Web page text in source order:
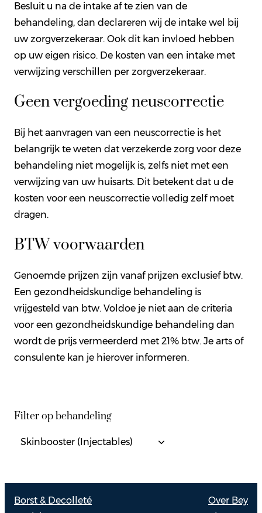
Besluit u na de intake af te zien van de
behandeling, dan declareren wij de intake wel bij
uw zorgverzekeraar. Ook dit kan invloed hebben
op uw eigen risico. De kosten van een intake met
verwijzing verschillen per zorgverzekeraar.
Geen vergoeding neuscorrectie
Bij het aanvragen van een neuscorrectie is het
belangrijk te weten dat verzekerde zorg voor deze
behandeling niet mogelijk is, zelfs niet met een
verwijzing van uw huisarts. Dit betekent dat u de
kosten voor een neuscorrectie volledig zelf moet
dragen.
BTW voorwaarden
Genoemde prijzen zijn vanaf prijzen exclusief btw.
Een gezondheidskundige behandeling is
vrijgesteld van btw. Voldoe je niet aan de criteria
voor een gezondheidskundige behandeling dan
wordt de prijs vermeerderd met 21% btw. Je arts of
consulente kan je hierover informeren.
Filter op behandeling
Borst & Decolleté
Over Bey